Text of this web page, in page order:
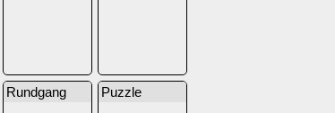
Rundgang Puzzle